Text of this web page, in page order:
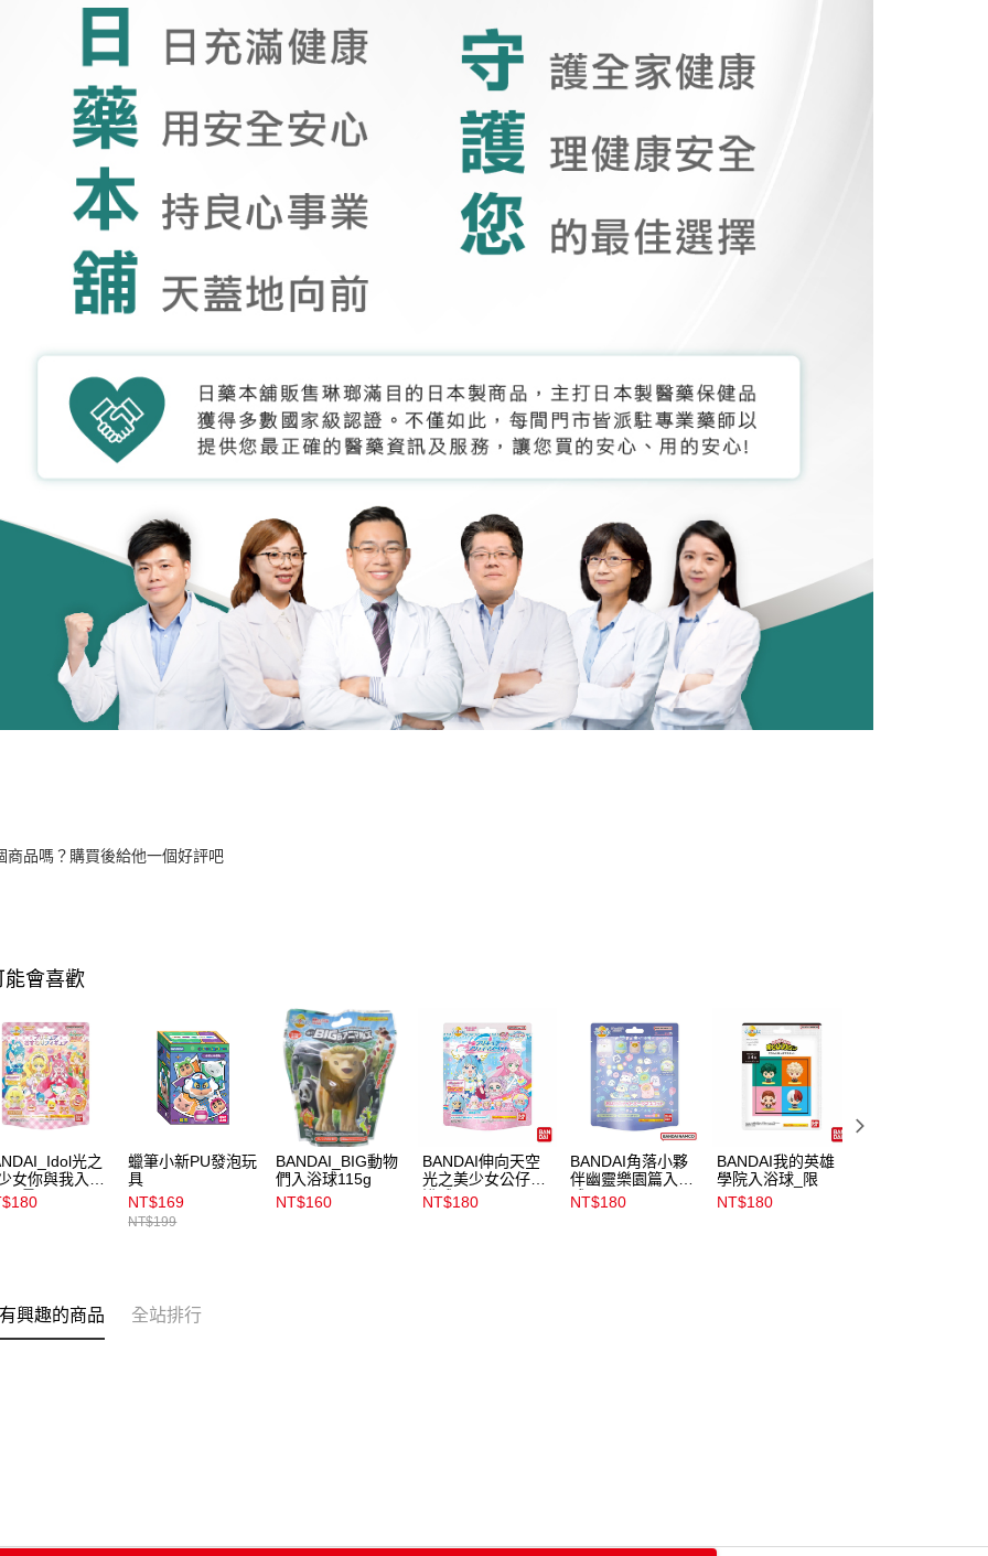
商品嗎？購買後給他一個好評吧
能會喜歡
光之
女你與我入浴
限量
蠟筆小新PU發泡玩
具
NT$169
NT$199
BANDAI_BIG動物
們入浴球115g
NT$160
BANDAI伸向天空
光之美少女公仔入
浴球2023
NT$180
BANDAI角落小夥
伴幽靈樂園篇入浴
球
NT$180
BANDAI我的英雄
學院入浴球_限
NT$180
興趣的商品 全站排行